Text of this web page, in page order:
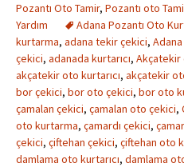
Pozantı Oto Tamir, Pozantı oto
Yardım
Adana Pozantı Oto
kurtarma, adana tekir çekici,
çekici, adanada kurtarıcı, Akçatekir
akçatekir oto kurtarıcı, akçatekir
bor çekici, bor oto çekici, bor oto
çamalan çekici, çamalan oto çekici,
oto kurtarma, çamardı çekici,
çekici, çiftehan çekici, çiftehan oto
damlama oto kurtarıcı, damlama